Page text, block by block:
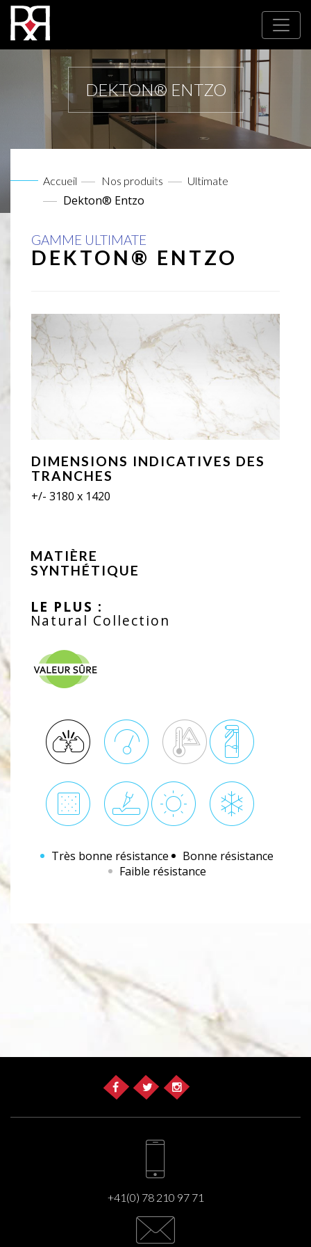
DEKTON® ENTZO
Accueil Nos produits Ultimate
Dekton® Entzo
MATIÈRE
SYNTHÉTIQUE
LE PLUS :
Natural Collection
GAMME ULTIMATE
DEKTON® ENTZO
DIMENSIONS INDICATIVES DES
TRANCHES
+/- 3180 x 1420
Très bonne résistance
Bonne résistance
Faible résistance
+41(0) 78 210 97 71